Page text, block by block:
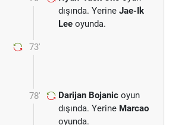
dışında. Yerine Jae-Ik
Lee oyunda.
73'
78' Darijan Bojanic oyun
dışında. Yerine Marcao
oyunda.